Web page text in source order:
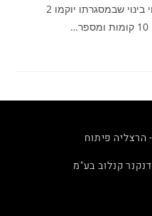
וכ-200 דירות . פרויקט שאפתני לפינוי בינוי שבמסגרתו יוקמו 2
קנלוב בע"מ